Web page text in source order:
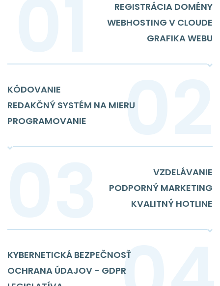
REGISTRÁCIA DOMÉNY
WEBHOSTING V CLOUDE
GRAFIKA WEBU
KÓDOVANIE
REDAKČNÝ SYSTÉM NA MIERU
PROGRAMOVANIE
VZDELÁVANIE
PODPORNÝ MARKETING
KVALITNÝ HOTLINE
KYBERNETICKÁ BEZPEČNOSŤ
OCHRANA ÚDAJOV - GDPR